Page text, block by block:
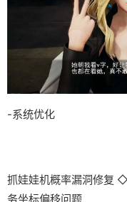
-系统优化
抓娃娃机概率漏洞修复
务坐标偏移问题